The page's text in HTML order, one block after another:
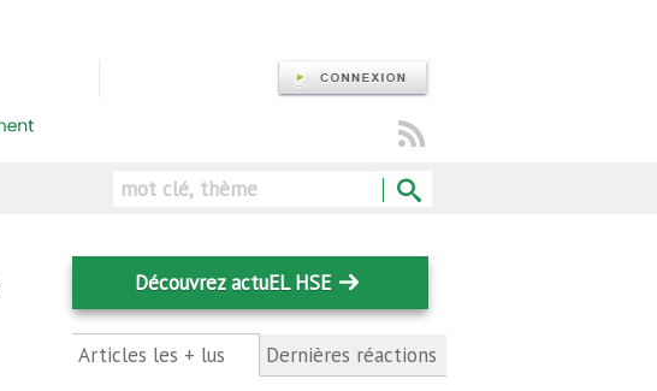
Rechercher
Découvrez actuEL HSE
Articles les + lus (onglet
actif)
Dernières réactions